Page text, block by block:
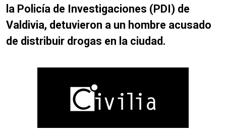
la Policía de Investigaciones (PDI) de
Valdivia, detuvieron a un hombre acusado
de distribuir drogas en la ciudad.